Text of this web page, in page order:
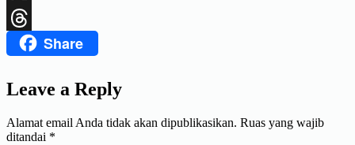
X
ThreadsShare
Leave a Reply
Alamat email Anda tidak akan dipublikasikan. Ruas yang wajib
ditandai *